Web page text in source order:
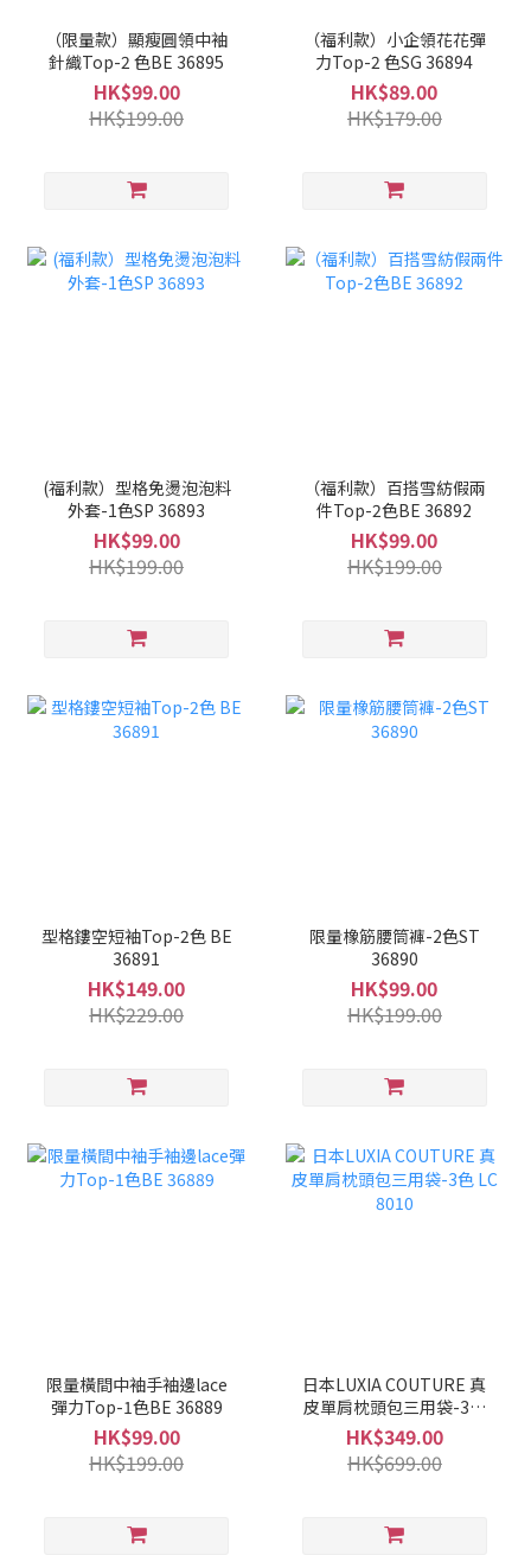
（限量款）顯瘦圓領中袖
針織Top-2 色BE 36895
HK$99.00
HK$199.00
（福利款）小企領花花彈
力Top-2 色SG 36894
HK$89.00
HK$179.00
(福利款）型格免燙泡泡料
外套-1色SP 36893
HK$99.00
HK$199.00
（福利款）百搭雪紡假兩
件Top-2色BE 36892
HK$99.00
HK$199.00
型格鏤空短袖Top-2色 BE
36891
HK$149.00
HK$229.00
限量橡筋腰筒褲-2色ST
36890
HK$99.00
HK$199.00
限量橫間中袖手袖邊lace
彈力Top-1色BE 36889
HK$99.00
HK$199.00
日本LUXIA COUTURE 真
皮單肩枕頭包三用袋-3色
LC 8010
HK$349.00
HK$699.00